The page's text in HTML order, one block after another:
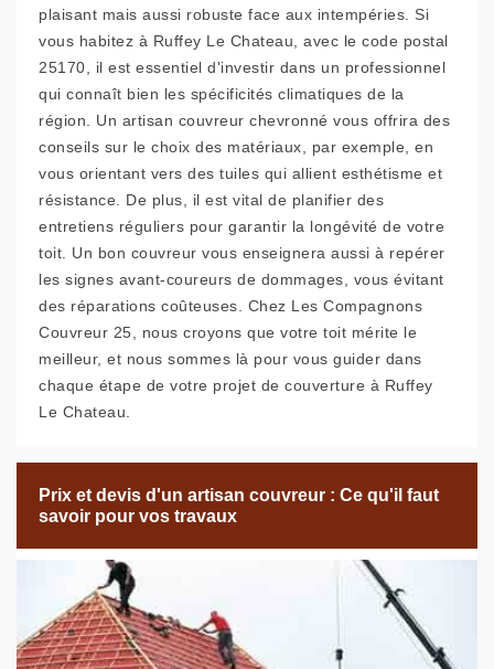
plaisant mais aussi robuste face aux intempéries. Si
vous habitez à Ruffey Le Chateau, avec le code postal
25170, il est essentiel d'investir dans un professionnel
qui connaît bien les spécificités climatiques de la
région. Un artisan couvreur chevronné vous offrira des
conseils sur le choix des matériaux, par exemple, en
vous orientant vers des tuiles qui allient esthétisme et
résistance. De plus, il est vital de planifier des
entretiens réguliers pour garantir la longévité de votre
toit. Un bon couvreur vous enseignera aussi à repérer
les signes avant-coureurs de dommages, vous évitant
des réparations coûteuses. Chez Les Compagnons
Couvreur 25, nous croyons que votre toit mérite le
meilleur, et nous sommes là pour vous guider dans
chaque étape de votre projet de couverture à Ruffey
Le Chateau.
Prix et devis d'un artisan couvreur : Ce qu'il faut
savoir pour vos travaux